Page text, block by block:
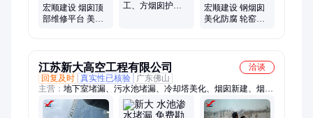
宏顺建设 烟囱顶
部维修平台 美化
工、方烟囱护网
宏顺建设 钢烟囱
美化防腐 轮窑烟
江苏新大高空工程有限公司
洽谈
回复及时 真实性已核验
广东佛山
主营： 地下室堵漏、污水池堵漏、冷却塔美化、烟囱新建、烟囱
维修、烟囱拆除、烟囱美化、烟囱防腐、灰库清理、清理灰库